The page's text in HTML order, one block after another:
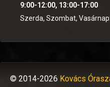
9:00-12:00, 13:00-17:00
Szerda, Szombat, Vasárnap:
© 2014-2026 Kovács